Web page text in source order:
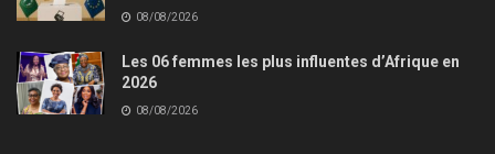
08/08/2026
Les 06 femmes les plus influentes d’Afrique en
2026
08/08/2026